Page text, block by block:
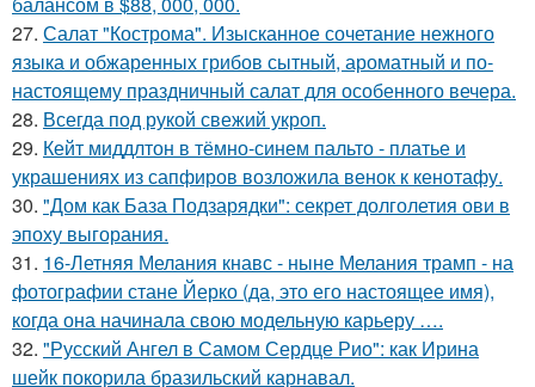
27. Салат "Кострома". Изысканное сочетание нежного
языка и обжаренных грибов сытный, ароматный и по-
настоящему праздничный салат для особенного вечера.
28. Всегда под рукой свежий укроп.
29. Кейт миддлтон в тёмно-синем пальто - платье и
украшениях из сапфиров возложила венок к кенотафу.
30. "Дом как База Подзарядки": секрет долголетия ови в
эпоху выгорания.
31. 16-Летняя Мелания кнавс - ныне Мелания трамп - на
фотографии стане Йерко (да, это его настоящее имя),
когда она начинала свою модельную карьеру ….
32. "Русский Ангел в Самом Сердце Рио": как Ирина
шейк покорила бразильский карнавал.